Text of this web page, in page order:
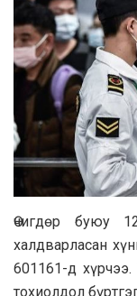
Өчигдөp буюу
халдварласан
601161-д
тохиолдол